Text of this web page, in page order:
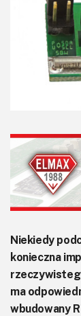
Niekiedy
konieczna
ma
wbudowany